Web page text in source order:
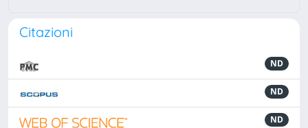
Citazioni
ND
ND
ND